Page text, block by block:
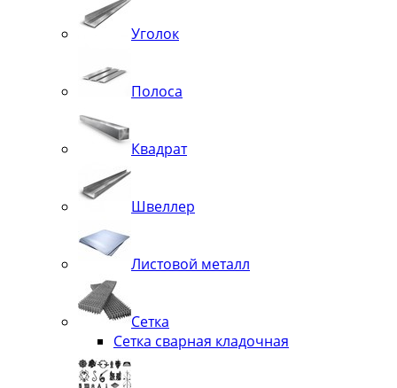
Уголок
Полоса
Квадрат
Швеллер
Листовой металл
Сетка
Сетка сварная кладочная